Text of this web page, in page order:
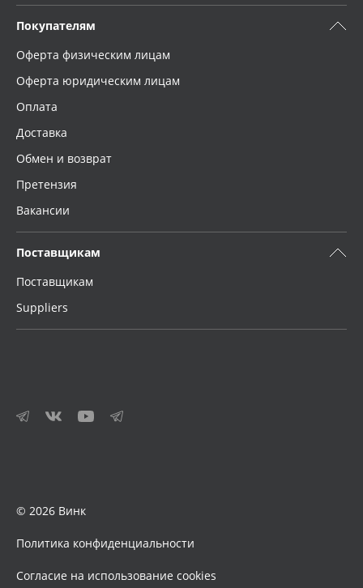
Покупателям
Оферта физическим лицам
Оферта юридическим лицам
Оплата
Доставка
Обмен и возврат
Претензия
Вакансии
Поставщикам
Поставщикам
Suppliers
© 2026 Винк
Политика конфиденциальности
Согласие на использование cookies